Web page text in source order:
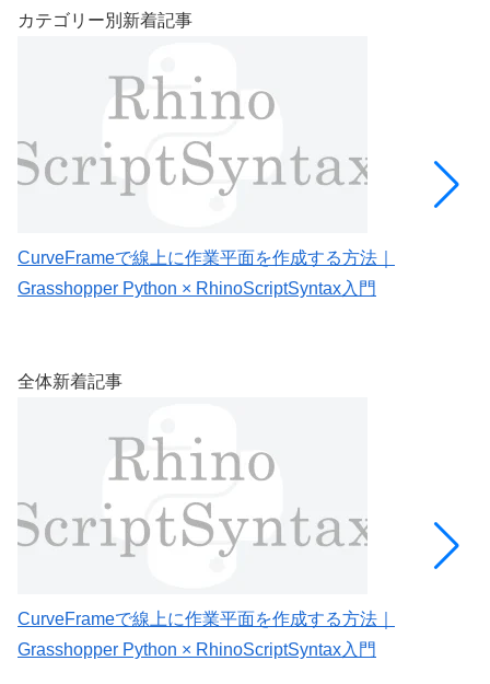
カテゴリー別新着記事
CurveFrameで線上に作業平面を作成する方法｜
Grasshopper Python × RhinoScriptSyntax入門
全体新着記事
CurveFrameで線上に作業平面を作成する方法｜
Grasshopper Python × RhinoScriptSyntax入門